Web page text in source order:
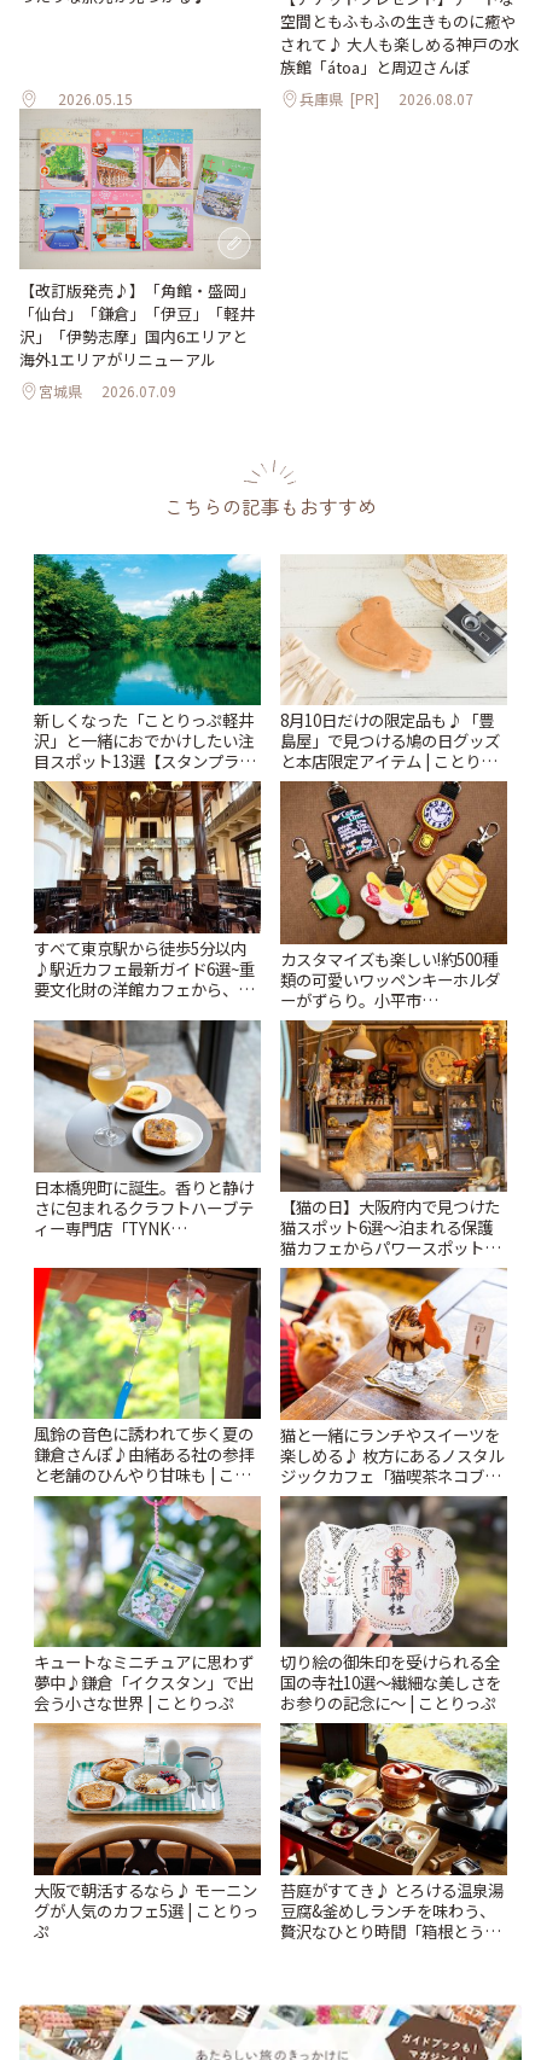
2026.05.15
空間ともふもふの生きものに癒や
されて♪ 大人も楽しめる神戸の水
族館「átoa」と周辺さんぽ
兵庫県 [PR] 2026.08.07
【改訂版発売♪】「角館・盛岡」
「仙台」「鎌倉」「伊豆」「軽井
沢」「伊勢志摩」国内6エリアと
海外1エリアがリニューアル
宮城県 2026.07.09
こちらの記事もおすすめ
新しくなった「ことりっぷ軽井
沢」と一緒におでかけしたい注
目スポット13選【スタンプラリ
ー開催中】 | ことりっぷ
8月10日だけの限定品も♪「豊
島屋」で見つける鳩の日グッズ
と本店限定アイテム | ことりっ
ぷ
すべて東京駅から徒歩5分以内
♪駅近カフェ最新ガイド6選~重
要文化財の洋館カフェから、改
りっぷ
カスタマイズも楽しい!約500種
類の可愛いワッペンキーホルダ
ーがずらり。小平市
「Kimamaya T&K」 | ことりっ
ぷ
日本橋兜町に誕生。香りと静け
さに包まれるクラフトハーブテ
ィー専門店「TYNK
【猫の日】大阪府内で見つけた
猫スポット6選〜泊まれる保護
猫カフェからパワースポットま
で〜 | ことりっぷ
風鈴の音色に誘われて歩く夏の
鎌倉さんぽ♪由緒ある社の参拝
と老舗のひんやり甘味も | こと
りっぷ
猫と一緒にランチやスイーツを
楽しめる♪ 枚方にあるノスタル
ジックカフェ「猫喫茶ネコブ」
| ことりっぷ
キュートなミニチュアに思わず
夢中♪鎌倉「イクスタン」で出
会う小さな世界 | ことりっぷ
切り絵の御朱印を受けられる全
国の寺社10選〜繊細な美しさを
お参りの記念に〜 | ことりっぷ
大阪で朝活するなら♪ モーニン
グが人気のカフェ5選 | ことりっ
ぷ
苔庭がすてき♪ とろける温泉湯
豆腐&釜めしランチを味わう、
贅沢なひとり時間「箱根とうふ